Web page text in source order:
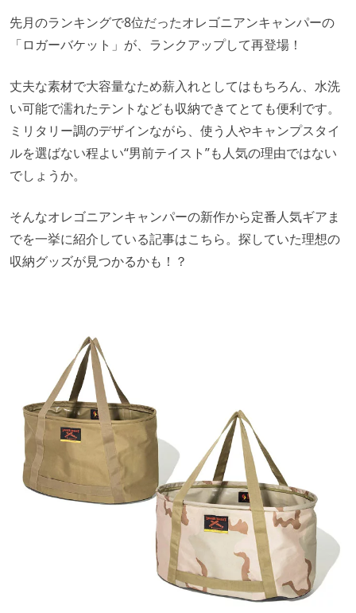
先月のランキングで8位だったオレゴニアンキャンパーの
「ロガーバケット」が、ランクアップして再登場！
丈夫な素材で大容量なため薪入れとしてはもちろん、水洗
い可能で濡れたテントなども収納できてとても便利です。
ミリタリー調のデザインながら、使う人やキャンプスタイ
ルを選ばない程よい“男前テイスト”も人気の理由ではない
でしょうか。
そんなオレゴニアンキャンパーの新作から定番人気ギアま
でを一挙に紹介している記事はこちら。探していた理想の
収納グッズが見つかるかも！？